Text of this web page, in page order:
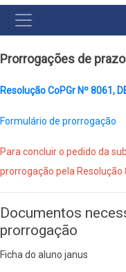
MENU
PRINCIPAL
Prorrogações de
Resolução CoPGr Nº 8061,
Formulário de prorrogação
Para concluir o pedido da s
prorrogação pela Resolução
Documentos
prorrogação
Ficha do aluno janus